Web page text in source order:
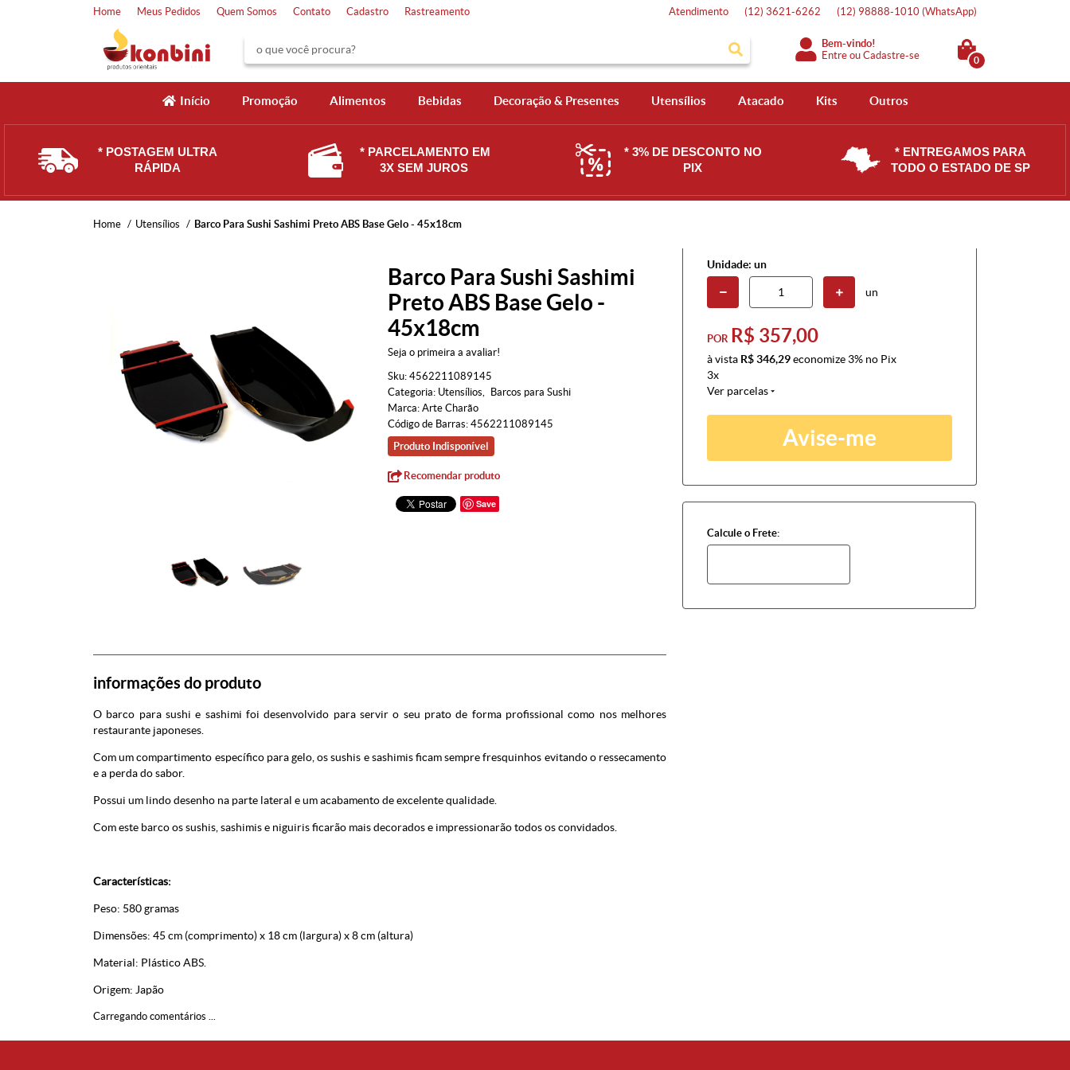
Home Meus Pedidos Quem Somos Contato Cadastro Rastreamento Atendimento (12) 3621-6262 (12) 98888-1010 (WhatsApp)
Bem-vindo!
Entre ouCadastre-se 0
Início Promoção Alimentos Bebidas Decoração & Presentes Utensílios Atacado Kits Outros
* POSTAGEM ULTRA
RÁPIDA
* PARCELAMENTO EM
3X SEM JUROS
* 3% DE DESCONTO NO
PIX
* ENTREGAMOS PARA
TODO O ESTADO DE SP
Home Utensílios Barco Para Sushi Sashimi Preto ABS Base Gelo - 45x18cm
Barco Para Sushi Sashimi
Preto ABS Base Gelo -
45x18cm
Seja o primeira a avaliar!
Sku: 4562211089145
Categoria: Utensílios
Barcos para Sushi
Marca: Arte Charão
Código de Barras: 4562211089145
Produto Indisponível
Recomendar produto
Save
Unidade: un
un
POR R$ 357,00
à vista R$ 346,29economize 3% no Pix
3x
Ver parcelas
Avise-me
Calcule o Frete:
informações do produto
O barco para sushi e sashimi foi desenvolvido para servir o seu prato de forma profissional como nos melhores
restaurante japoneses.
Com um compartimento específico para gelo, os sushis e sashimis ficam sempre fresquinhos evitando o ressecamento
e a perda do sabor.
Possui um lindo desenho na parte lateral e um acabamento de excelente qualidade.
Com este barco os sushis, sashimis e niguiris ficarão mais decorados e impressionarão todos os convidados.
Características:
Peso: 580 gramas
Dimensões: 45 cm (comprimento) x 18 cm (largura) x 8 cm (altura)
Material: Plástico ABS.
Origem: Japão
Carregando comentários ...